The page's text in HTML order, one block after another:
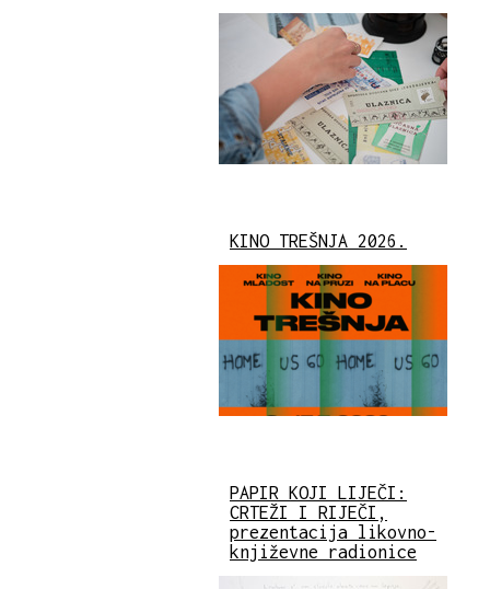
KINO TREŠNJA 2026.
PAPIR KOJI LIJEČI:
CRTEŽI I RIJEČI,
prezentacija likovno-
književne radionice